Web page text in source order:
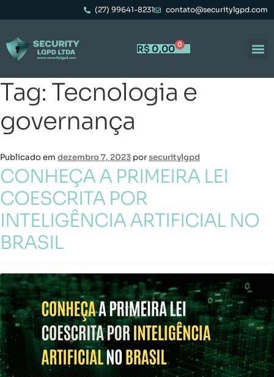
(27) 99641-8231 contato@securitylgpd.com
R$ 0,00 0
Tag: Tecnologia e
governança
Publicado em dezembro 7, 2023 porsecuritylgpd
CONHEÇA A PRIMEIRA LEI
COESCRITA POR
INTELIGÊNCIA ARTIFICIAL NO
BRASIL